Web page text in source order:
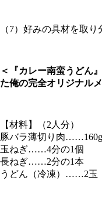
（7）好みの具材を取
＜『カレー南蛮うどん
た俺の完全オリジナル
【材料】（2人分）
豚バラ薄切り肉……160g
玉ねぎ……4分の1個
長ねぎ……2分の1本
うどん（冷凍）……2玉